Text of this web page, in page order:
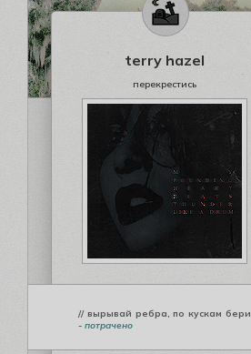
terry hazel
перекрестись
// вырывай ребра, по кускам бери
- потрачено